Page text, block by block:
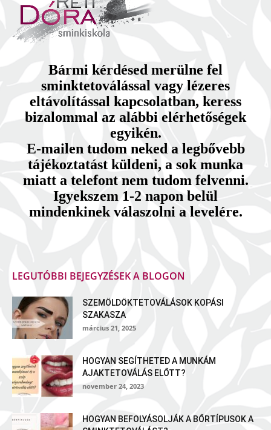
Bármi kérdésed merülne fel
sminktetoválással vagy lézeres
eltávolítással kapcsolatban, keress
bizalommal az alábbi elérhetőségek
egyikén.
E-mailen tudom neked a legbővebb
tájékoztatást küldeni, a sok munka
miatt a telefont nem tudom felvenni.
Igyekszem 1-2 napon belül
mindenkinek válaszolni a levelére.
LEGUTÓBBI BEJEGYZÉSEK A BLOGON
SZEMÖLDÖKTETOVÁLÁSOK KOPÁSI
SZAKASZA
március 21, 2025
HOGYAN SEGÍTHETED A MUNKÁM
AJAKTETOVÁLÁS ELŐTT?
november 24, 2023
HOGYAN BEFOLYÁSOLJÁK A BŐRTÍPUSOK A